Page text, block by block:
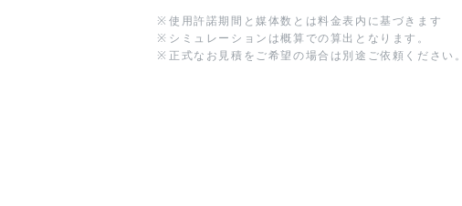
※ 使用許諾期間と媒体数とは料金表内に基づきます
※ シミュレーションは概算での算出となります。
※ 正式なお見積をご希望の場合は別途ご依頼ください。